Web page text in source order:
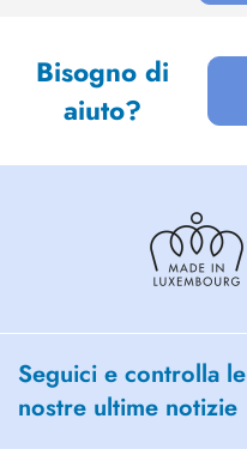
Bisogno di
aiuto?
Seguici e controlla le
nostre ultime notizie